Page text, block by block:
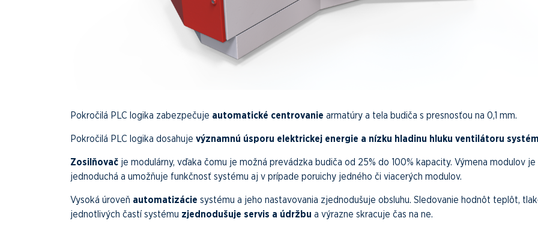
Pokročilá PLC logika zabezpečuje automatické centrovanie armatúry a tela budiča s presnosťou na 0,1 mm.
Pokročilá PLC logika dosahuje významnú úsporu elektrickej energie a nízku hladinu hluku ventilátoru
Zosilňovač je modulárny, vďaka čomu je možná prevádzka budiča od 25% do 100% kapacity. Výmena modulov je
jednoduchá a umožňuje funkčnosť systému aj v prípade poruichy jedného či viacerých modulov.
Vysoká úroveň automatizácie systému a jeho nastavovania zjednodušuje obsluhu. Sledovanie hodnôt teplôt,
jednotlivých častí systému zjednodušuje servis a údržbu a výrazne skracuje čas na ne.